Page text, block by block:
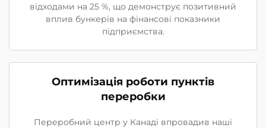
відходами на 25 %, що демонструє позитивний
вплив бункерів на фінансові показники
підприємства.
Оптимізація роботи пунктів
переробки
Переробний центр у Канаді впровадив наші